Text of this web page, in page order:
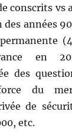
conscrits vs
des années
en
des
du
de
etc.